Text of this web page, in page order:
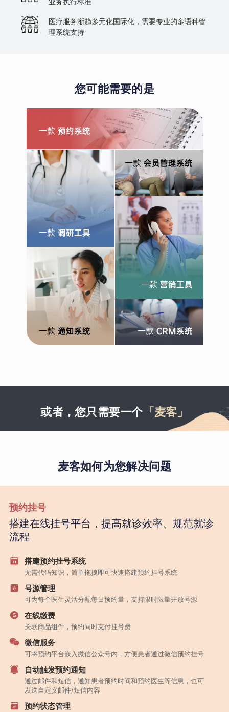
医疗服务渐趋多元化国际化，需要专业的多语种管
理系统支持
您可能需要的是
或者，您只需要一个「麦客」
麦客如何为您解决问题
预约挂号
搭建在线挂号平台，提高就诊效率、规范就诊
流程
搭建预约挂号系统
无需代码知识，简单拖拽即可快速搭建预约挂号系统
号源管理
可为每个医生灵活分配每日预约量，支持限时限量开放号源
在线缴费
关联商品组件，预约同时支付挂号费
微信服务
可将预约平台嵌入微信公众号内，方便患者通过微信预约挂号
自动触发预约通知
通过邮件和短信，通知患者预约时间和预约医生等信息，也可
发送自定义邮件/短信内容
预约状态管理